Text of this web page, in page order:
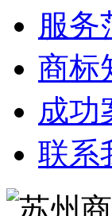
服务
商标
成功
联系